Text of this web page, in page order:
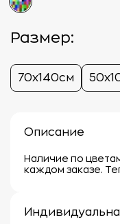
Размер:
70х140см
Описание
Наличие по
каждом заказе.